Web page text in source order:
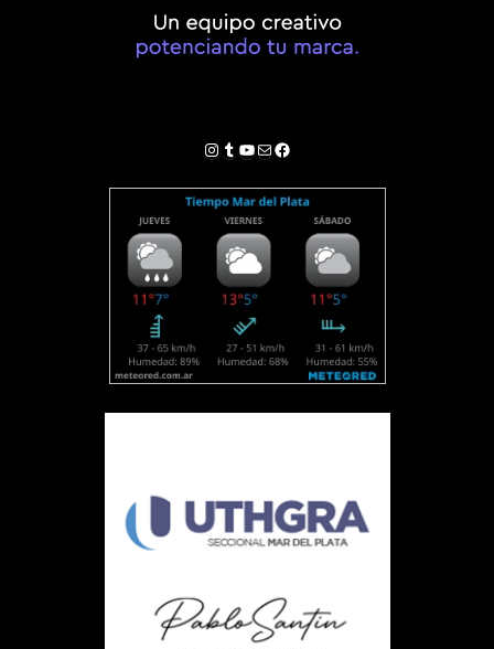
Instagram
Tumblr
YouTube
Correo electrónico
Facebook